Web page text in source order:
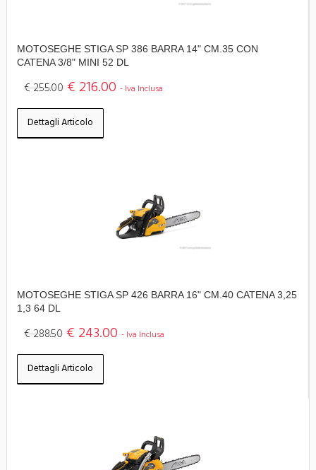
MOTOSEGHE STIGA SP 386 BARRA 14" CM.35 CON
CATENA 3/8" MINI 52 DL
€ 255.00 € 216.00 - Iva Inclusa
Dettagli Articolo
MOTOSEGHE STIGA SP 426 BARRA 16" CM.40 CATENA 3,25
1,3 64 DL
€ 288.50 € 243.00 - Iva Inclusa
Dettagli Articolo